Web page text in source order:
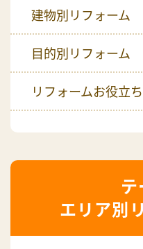
建物別リフォーム
目的別リフォーム
リフォームお役立
エリア別